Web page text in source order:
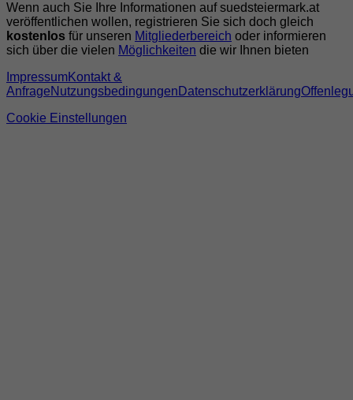
Wenn auch Sie Ihre Informationen auf suedsteiermark.at
veröffentlichen wollen, registrieren Sie sich doch gleich
kostenlos für unseren Mitgliederbereich oder informieren
sich über die vielen Möglichkeiten die wir Ihnen bieten
ImpressumKontakt &
AnfrageNutzungsbedingungen Datenschutzerklärung
Cookie Einstellungen